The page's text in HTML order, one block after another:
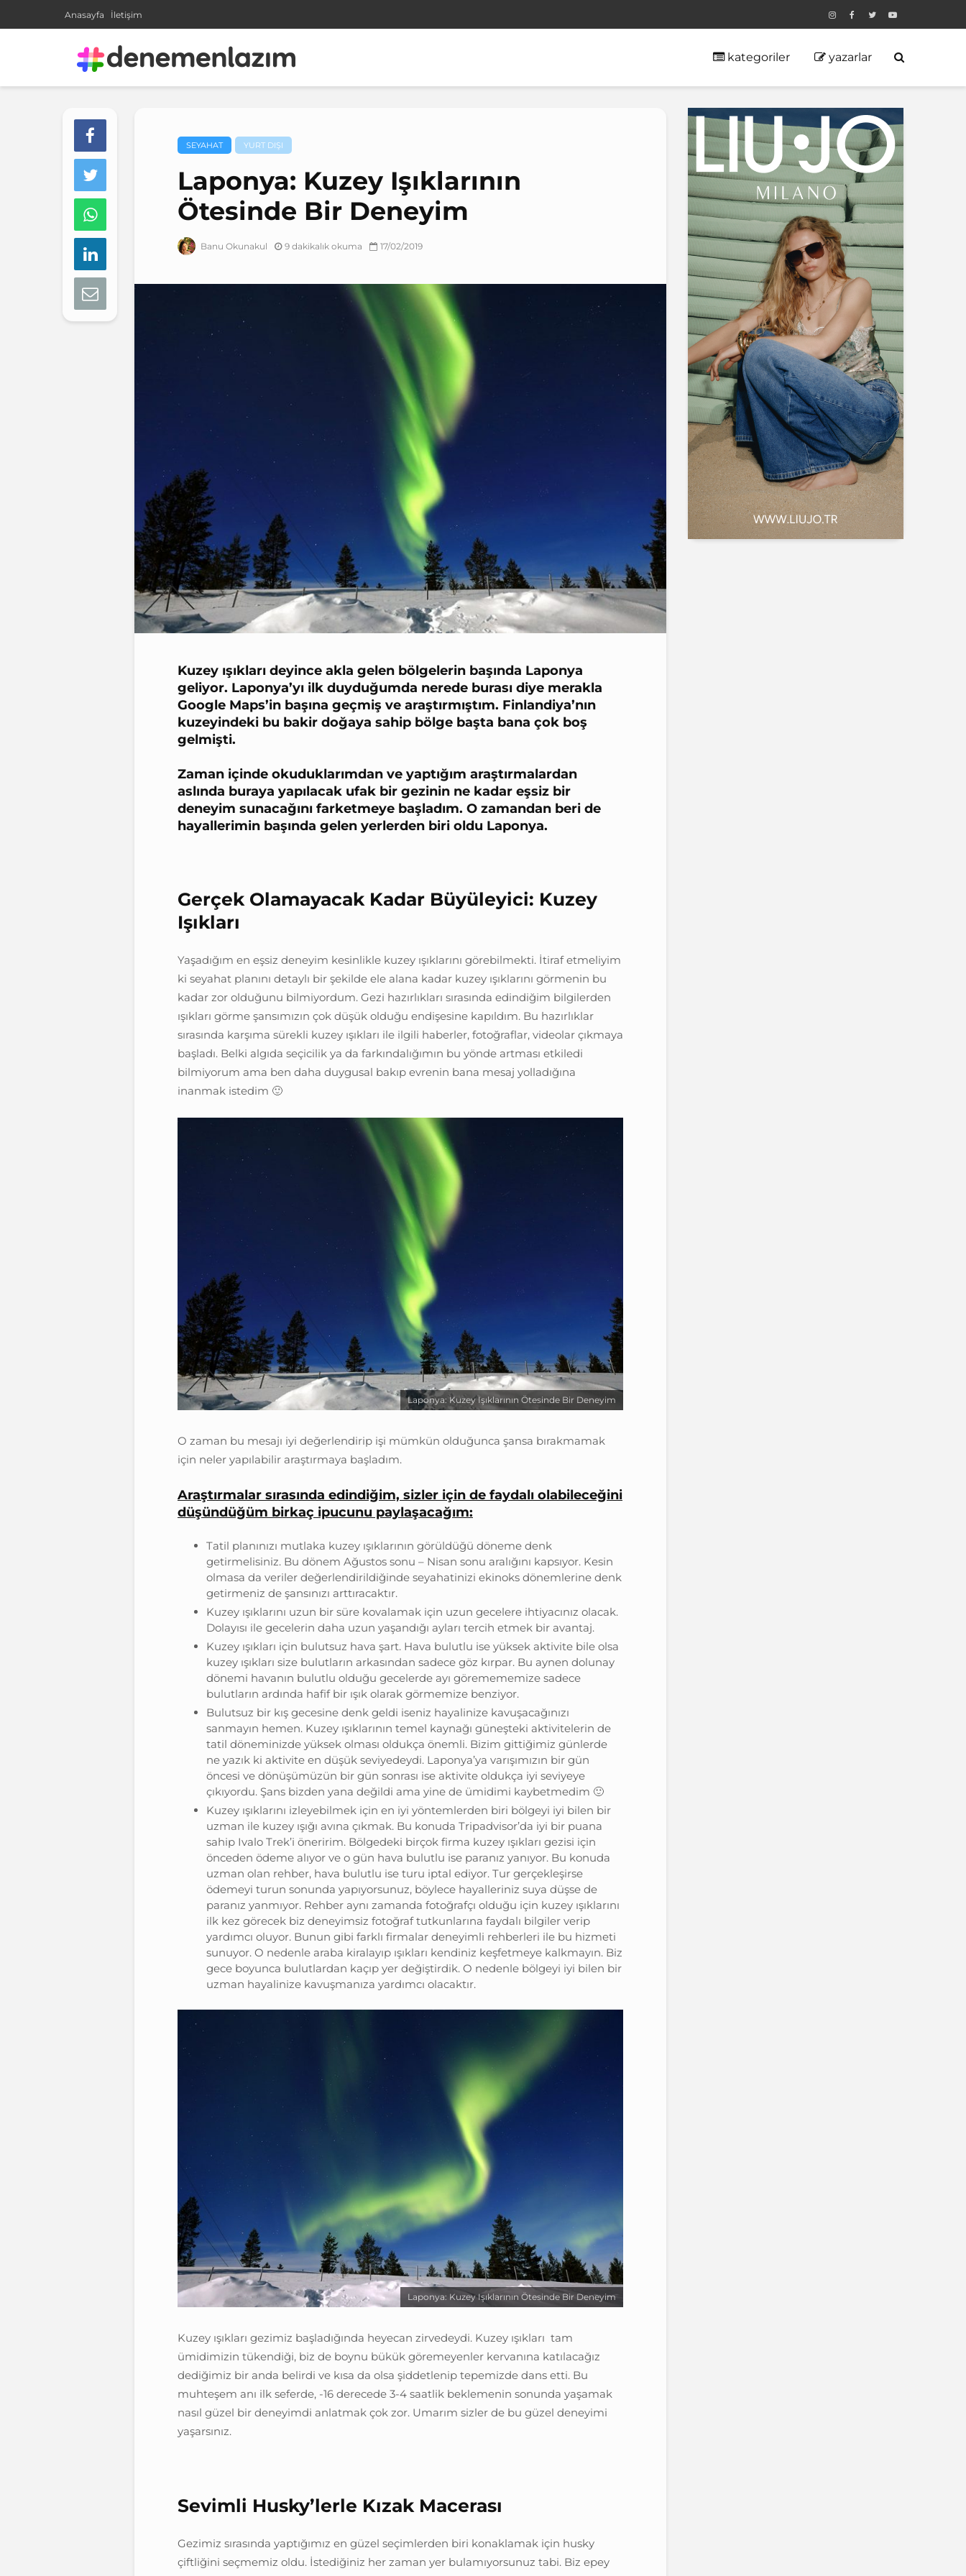
Anasayfa İletişim
kategoriler yazarlar
SEYAHAT YURT DIŞI
Laponya: Kuzey Işıklarının
Ötesinde Bir Deneyim
Banu Okunakul 9 dakikalık okuma 17/02/2019
Kuzey ışıkları deyince akla gelen bölgelerin başında Laponya
geliyor. Laponya’yı ilk duyduğumda nerede burası diye merakla
Google Maps’in başına geçmiş ve araştırmıştım. Finlandiya’nın
kuzeyindeki bu bakir doğaya sahip bölge başta bana çok boş
gelmişti.
Zaman içinde okuduklarımdan ve yaptığım araştırmalardan
aslında buraya yapılacak ufak bir gezinin ne kadar eşsiz bir
deneyim sunacağını farketmeye başladım. O zamandan beri de
hayallerimin başında gelen yerlerden biri oldu Laponya.
Gerçek Olamayacak Kadar Büyüleyici: Kuzey
Işıkları
Yaşadığım en eşsiz deneyim kesinlikle kuzey ışıklarını görebilmekti. İtiraf etmeliyim
ki seyahat planını detaylı bir şekilde ele alana kadar kuzey ışıklarını görmenin bu
kadar zor olduğunu bilmiyordum. Gezi hazırlıkları sırasında edindiğim bilgilerden
ışıkları görme şansımızın çok düşük olduğu endişesine kapıldım. Bu hazırlıklar
sırasında karşıma sürekli kuzey ışıkları ile ilgili haberler, fotoğraflar, videolar çıkmaya
başladı. Belki algıda seçicilik ya da farkındalığımın bu yönde artması etkiledi
bilmiyorum ama ben daha duygusal bakıp evrenin bana mesaj yolladığına
inanmak istedim 🙂
Laponya: Kuzey Işıklarının Ötesinde Bir Deneyim
O zaman bu mesajı iyi değerlendirip işi mümkün olduğunca şansa bırakmamak
için neler yapılabilir araştırmaya başladım.
Araştırmalar sırasında edindiğim, sizler için de faydalı olabileceğini
düşündüğüm birkaç ipucunu paylaşacağım:
Tatil planınızı mutlaka kuzey ışıklarının görüldüğü döneme denk
getirmelisiniz. Bu dönem Ağustos sonu – Nisan sonu aralığını kapsıyor. Kesin
olmasa da veriler değerlendirildiğinde seyahatinizi ekinoks dönemlerine denk
getirmeniz de şansınızı arttıracaktır.
Kuzey ışıklarını uzun bir süre kovalamak için uzun gecelere ihtiyacınız olacak.
Dolayısı ile gecelerin daha uzun yaşandığı ayları tercih etmek bir avantaj.
Kuzey ışıkları için bulutsuz hava şart. Hava bulutlu ise yüksek aktivite bile olsa
kuzey ışıkları size bulutların arkasından sadece göz kırpar. Bu aynen dolunay
dönemi havanın bulutlu olduğu gecelerde ayı göremememize sadece
bulutların ardında hafif bir ışık olarak görmemize benziyor.
Bulutsuz bir kış gecesine denk geldi iseniz hayalinize kavuşacağınızı
sanmayın hemen. Kuzey ışıklarının temel kaynağı güneşteki aktivitelerin de
tatil döneminizde yüksek olması oldukça önemli. Bizim gittiğimiz günlerde
ne yazık ki aktivite en düşük seviyedeydi. Laponya’ya varışımızın bir gün
öncesi ve dönüşümüzün bir gün sonrası ise aktivite oldukça iyi seviyeye
çıkıyordu. Şans bizden yana değildi ama yine de ümidimi kaybetmedim 🙂
Kuzey ışıklarını izleyebilmek için en iyi yöntemlerden biri bölgeyi iyi bilen bir
uzman ile kuzey ışığı avına çıkmak. Bu konuda Tripadvisor’da iyi bir puana
sahip Ivalo Trek’i öneririm. Bölgedeki birçok firma kuzey ışıkları gezisi için
önceden ödeme alıyor ve o gün hava bulutlu ise paranız yanıyor. Bu konuda
uzman olan rehber, hava bulutlu ise turu iptal ediyor. Tur gerçekleşirse
ödemeyi turun sonunda yapıyorsunuz, böylece hayalleriniz suya düşse de
paranız yanmıyor. Rehber aynı zamanda fotoğrafçı olduğu için kuzey ışıklarını
ilk kez görecek biz deneyimsiz fotoğraf tutkunlarına faydalı bilgiler verip
yardımcı oluyor. Bunun gibi farklı firmalar deneyimli rehberleri ile bu hizmeti
sunuyor. O nedenle araba kiralayıp ışıkları kendiniz keşfetmeye kalkmayın. Biz
gece boyunca bulutlardan kaçıp yer değiştirdik. O nedenle bölgeyi iyi bilen bir
uzman hayalinize kavuşmanıza yardımcı olacaktır.
Laponya: Kuzey Işıklarının Ötesinde Bir Deneyim
Kuzey ışıkları gezimiz başladığında heyecan zirvedeydi. Kuzey ışıkları tam
ümidimizin tükendiği, biz de boynu bükük göremeyenler kervanına katılacağız
dediğimiz bir anda belirdi ve kısa da olsa şiddetlenip tepemizde dans etti. Bu
muhteşem anı ilk seferde, -16 derecede 3-4 saatlik beklemenin sonunda yaşamak
nasıl güzel bir deneyimdi anlatmak çok zor. Umarım sizler de bu güzel deneyimi
yaşarsınız.
Sevimli Husky’lerle Kızak Macerası
Gezimiz sırasında yaptığımız en güzel seçimlerden biri konaklamak için husky
çiftliğini seçmemiz oldu. İstediğiniz her zaman yer bulamıyorsunuz tabi. Biz epey